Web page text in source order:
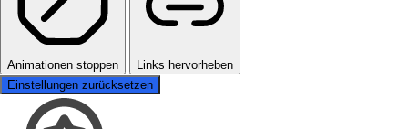
Animationen stoppen
Links hervorheben
Einstellungen zurücksetzen